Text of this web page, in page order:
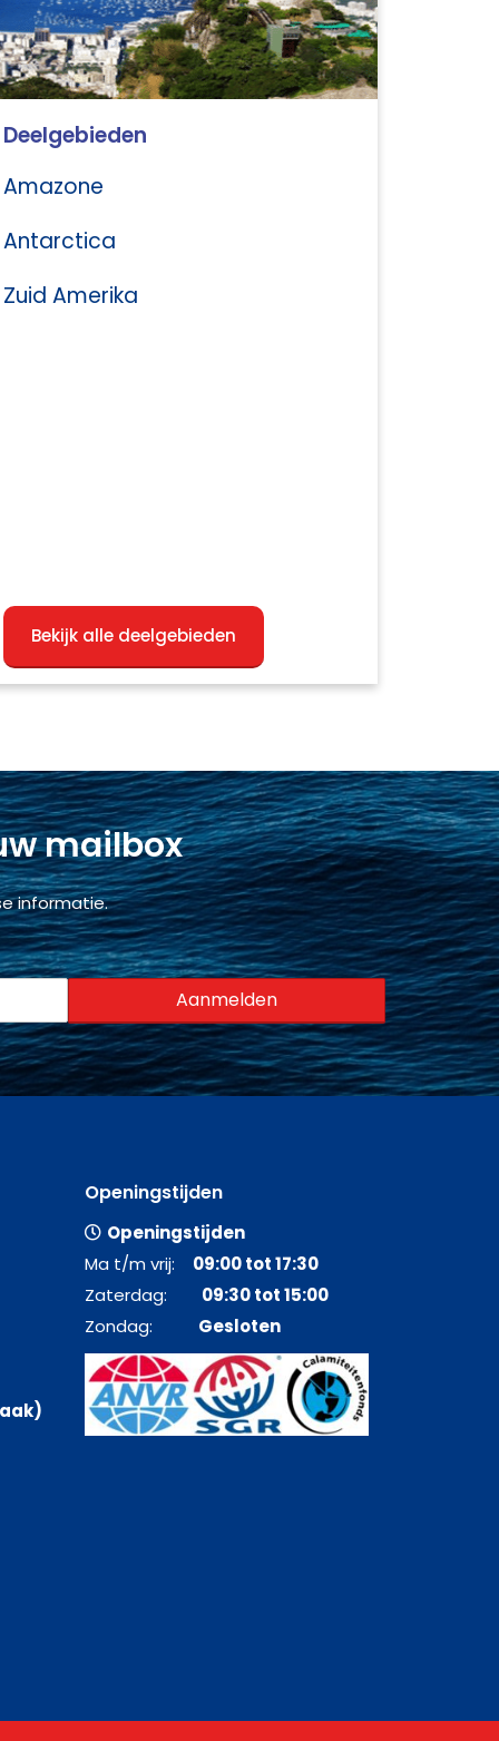
Deelgebieden
Amazone
Antarctica
Zuid Amerika
Bekijk alle deelgebieden
mailbox
informatie.
Openingstijden
Openingstijden
Ma t/m vrij: 09:00 tot 17:30
Zaterdag: 09:30 tot 15:00
Zondag: Gesloten